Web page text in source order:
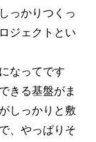
っかりつくっ
ジェクトとい
なってです
きる基盤がま
しっかりと敷
、やっぱりそ